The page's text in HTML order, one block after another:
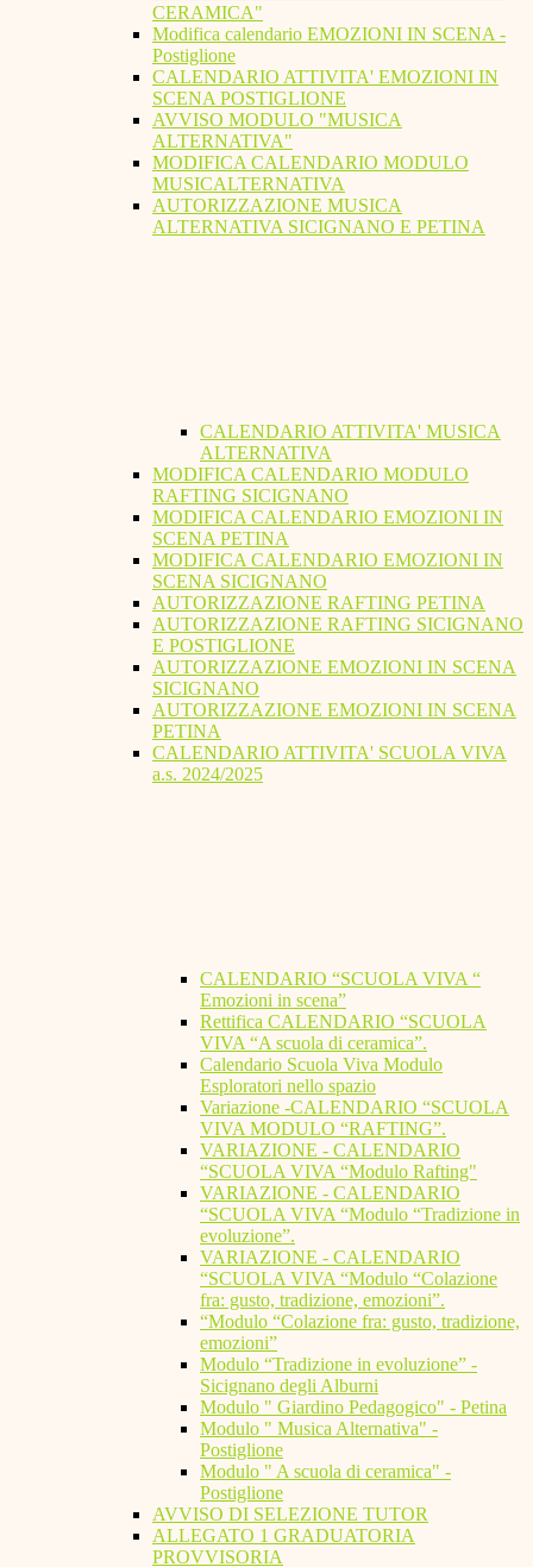
CERAMICA"
Modifica calendario EMOZIONI IN SCENA -
Postiglione
CALENDARIO ATTIVITA' EMOZIONI IN
SCENA POSTIGLIONE
AVVISO MODULO "MUSICA
ALTERNATIVA"
MODIFICA CALENDARIO MODULO
MUSICALTERNATIVA
AUTORIZZAZIONE MUSICA
ALTERNATIVA SICIGNANO E PETINA
CALENDARIO ATTIVITA' MUSICA
ALTERNATIVA
MODIFICA CALENDARIO MODULO
RAFTING SICIGNANO
MODIFICA CALENDARIO EMOZIONI IN
SCENA PETINA
MODIFICA CALENDARIO EMOZIONI IN
SCENA SICIGNANO
AUTORIZZAZIONE RAFTING PETINA
AUTORIZZAZIONE RAFTING SICIGNANO
E POSTIGLIONE
AUTORIZZAZIONE EMOZIONI IN SCENA
SICIGNANO
AUTORIZZAZIONE EMOZIONI IN SCENA
PETINA
CALENDARIO ATTIVITA' SCUOLA VIVA
a.s. 2024/2025
CALENDARIO “SCUOLA VIVA “
Emozioni in scena”
Rettifica CALENDARIO “SCUOLA
VIVA “A scuola di ceramica”.
Calendario Scuola Viva Modulo
Esploratori nello spazio
Variazione -CALENDARIO “SCUOLA
VIVA MODULO “RAFTING”.
VARIAZIONE - CALENDARIO
“SCUOLA VIVA “Modulo Rafting"
VARIAZIONE - CALENDARIO
“SCUOLA VIVA “Modulo “Tradizione in
evoluzione”.
VARIAZIONE - CALENDARIO
“SCUOLA VIVA “Modulo “Colazione
fra: gusto, tradizione, emozioni”.
“Modulo “Colazione fra: gusto, tradizione,
emozioni”
Modulo “Tradizione in evoluzione” -
Sicignano degli Alburni
Modulo " Giardino Pedagogico" - Petina
Modulo " Musica Alternativa" -
Postiglione
Modulo " A scuola di ceramica" -
Postiglione
AVVISO DI SELEZIONE TUTOR
ALLEGATO 1 GRADUATORIA
PROVVISORIA